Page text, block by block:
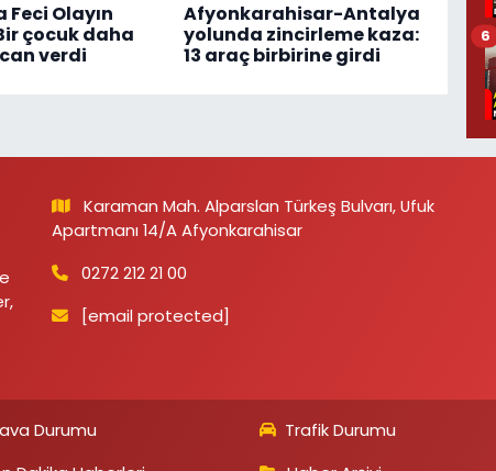
Feci Olayın
çocuk daha
verdi
Afyonkarahisar-Antalya
yolunda zincirleme kaza:
13 araç birbirine girdi
6
Karaman Mah. Alparslan Türkeş Bulvarı, Ufuk
Apartmanı 14/A Afyonkarahisar
0272 212 21 00
[email protected]
Durumu Trafik Durumu